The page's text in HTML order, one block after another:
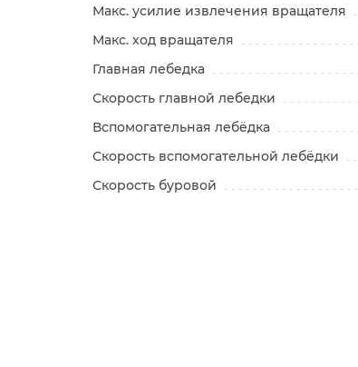
Макс. усилие извлечения вращателя
Макс. ход вращателя
Главная лебедка
Скорость главной лебедки
Вспомогательная лебёдка
Скорость вспомогательной лебёдки
Скорость буровой